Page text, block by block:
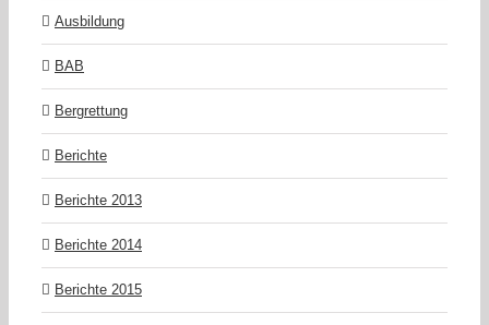
Ausbildung
BAB
Bergrettung
Berichte
Berichte 2013
Berichte 2014
Berichte 2015